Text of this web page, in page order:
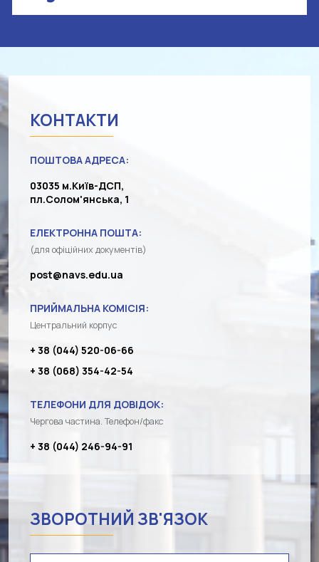
КОНТАКТИ
ПОШТОВА АДРЕСА:
03035 м.Київ-ДСП,
пл.Солом'янська, 1
ЕЛЕКТРОННА ПОШТА:
(для офіційних документів)
post@navs.edu.ua
ПРИЙМАЛЬНА КОМІСІЯ:
Центральний корпус
+ 38 (044) 520-06-66
+ 38 (068) 354-42-54
ТЕЛЕФОНИ ДЛЯ ДОВІДОК:
Чергова частина. Телефон/факс
+ 38 (044) 246-94-91
ЗВОРОТНИЙ ЗВ'ЯЗОК